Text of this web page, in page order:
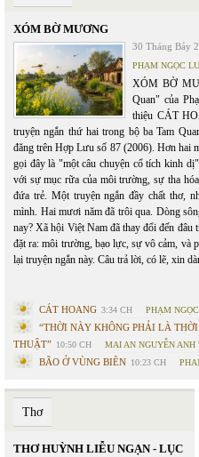
XÓM BỜ MƯƠNG
30 Tháng Bảy
PHẠM NGỌC
XÓM BỜ
Quan" của
thiệu CÁT
truyện ngắn thứ hai trong bộ ba Tam
đăng trên Hợp Lưu số 87 (2006). Hơn hai
gọi đây là "một câu chuyện cổ tích kinh
với sự mục rữa của môi trường, sự tha
đứa trẻ. Một truyện ngắn đầy chất thơ,
mình. Hai mươi năm đã trôi qua. Dòng
nay? Xã hội Việt Nam đã thay đổi đến
đặt ra: môi trường, bạo lực, sự vô cảm, và
lại truyện ngắn này. Câu trả lời, có lẽ, xin
CÁT HOANG 3:34 CH PHẠM
“THỜI NÀY KHÔNG PHẢI LÀ
THUẬT” 10:50 CH MAI AN NGUYỄN ANH
BÃO Ở VÙNG BIÊN 10:23 CH
Thơ
THƠ HUỲNH LIỄU NGẠN - LỤC